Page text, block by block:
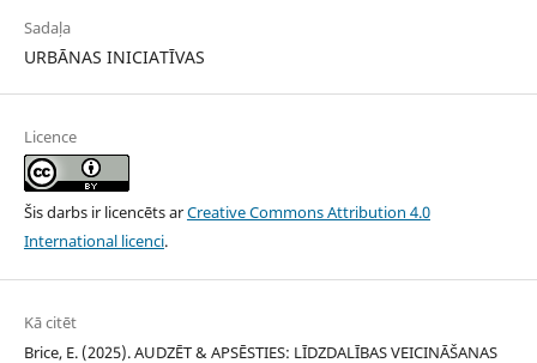
Sadaļa
URBĀNAS INICIATĪVAS
Licence
Šis darbs ir licencēts arCreative Commons Attribution 4.0
International licenci.
Kā citēt
Brice, E. (2025). AUDZĒT & APSĒSTIES: LĪDZDALĪBAS VEICINĀŠANAS